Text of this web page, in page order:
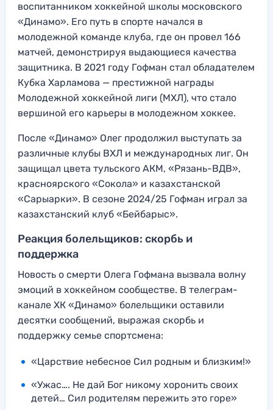
воспитанником хоккейной школы московского
«Динамо». Его путь в спорте начался в
молодежной команде клуба, где он провел 166
матчей, демонстрируя выдающиеся качества
защитника. В 2021 году Гофман стал обладателем
Кубка Харламова — престижной награды
Молодежной хоккейной лиги (МХЛ), что стало
вершиной его карьеры в молодежном хоккее.
После «Динамо» Олег продолжил выступать за
различные клубы ВХЛ и международных лиг. Он
защищал цвета тульского АКМ, «Рязань-ВДВ»,
красноярского «Сокола» и казахстанской
«Сарыарки». В сезоне 2024/25 Гофман играл за
казахстанский клуб «Бейбарыс».
Реакция болельщиков: скорбь и
поддержка
Новость о смерти Олега Гофмана вызвала волну
эмоций в хоккейном сообществе. В телеграм-
канале ХК «Динамо» болельщики оставили
десятки сообщений, выражая скорбь и
поддержку семье спортсмена:
«Царствие небесное Сил родным и близким!»
«Ужас…. Не дай Бог никому хоронить своих
детей… Сил родителям пережить это горе»